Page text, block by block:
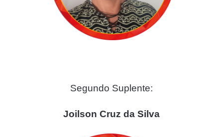
Segundo Suplente:
Joilson Cruz da Silva